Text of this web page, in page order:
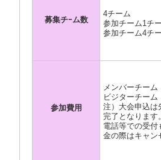
募集チｰム数
4チーム
参加チーム1チ
参加チーム4チ
参加費用
メンバーチー
ビジターチー
注）大会申込は
完了となります
電話等での受
金の際はキャン